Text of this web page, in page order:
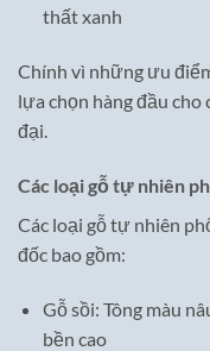
thất xanh
Chính vì những ưu
lựa chọn hàng đầu cho
đại.
Các loại gỗ tự nhiên
Các loại gỗ tự nhiên
đốc bao gồm:
Gỗ sồi: Tông màu
bền cao